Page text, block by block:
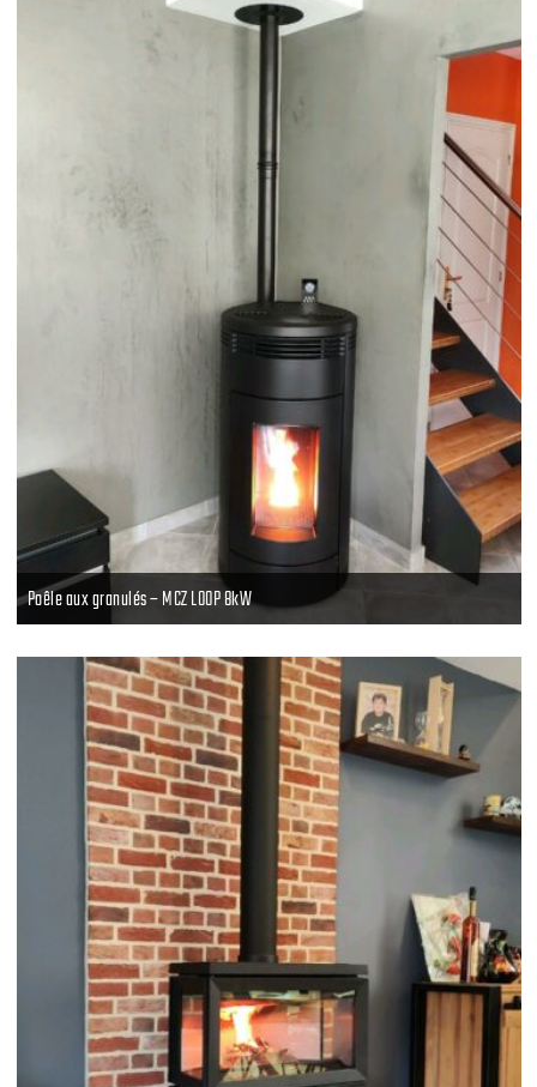
Poêle aux granulés – MCZ LOOP 8kW